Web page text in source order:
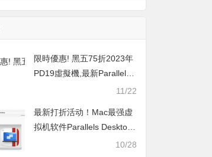
限時優惠! 黑五75折2023年
PD19虛擬機,最新Parallels
11/22
最新打折活动！Mac最强虚
拟机软件Parallels Desktop
19 学生优惠+9折新人活动
10/28